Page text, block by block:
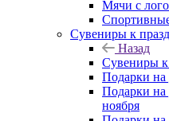
Мячи с
Сувениры к
Назад
Сувениры
Подарки на
Подарки
ноября